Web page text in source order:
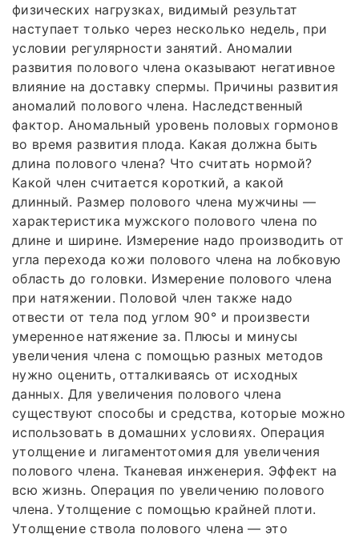
физических нагрузках, видимый результат
наступает только через несколько недель, при
условии регулярности занятий. Аномалии
развития полового члена оказывают негативное
влияние на доставку спермы. Причины развития
аномалий полового члена. Наследственный
фактор. Аномальный уровень половых гормонов
во время развития плода. Какая должна быть
длина полового члена? Что считать нормой?
Какой член считается короткий, а какой
длинный. Размер полового члена мужчины —
характеристика мужского полового члена по
длине и ширине. Измерение надо производить от
угла перехода кожи полового члена на лобковую
область до головки. Измерение полового члена
при натяжении. Половой член также надо
отвести от тела под углом 90° и произвести
умеренное натяжение за. Плюсы и минусы
увеличения члена с помощью разных методов
нужно оценить, отталкиваясь от исходных
данных. Для увеличения полового члена
существуют способы и средства, которые можно
использовать в домашних условиях. Операция
утолщение и лигаментотомия для увеличения
полового члена. Тканевая инженерия. Эффект на
всю жизнь. Операция по увеличению полового
члена. Утолщение с помощью крайней плоти.
Утолщение ствола полового члена — это